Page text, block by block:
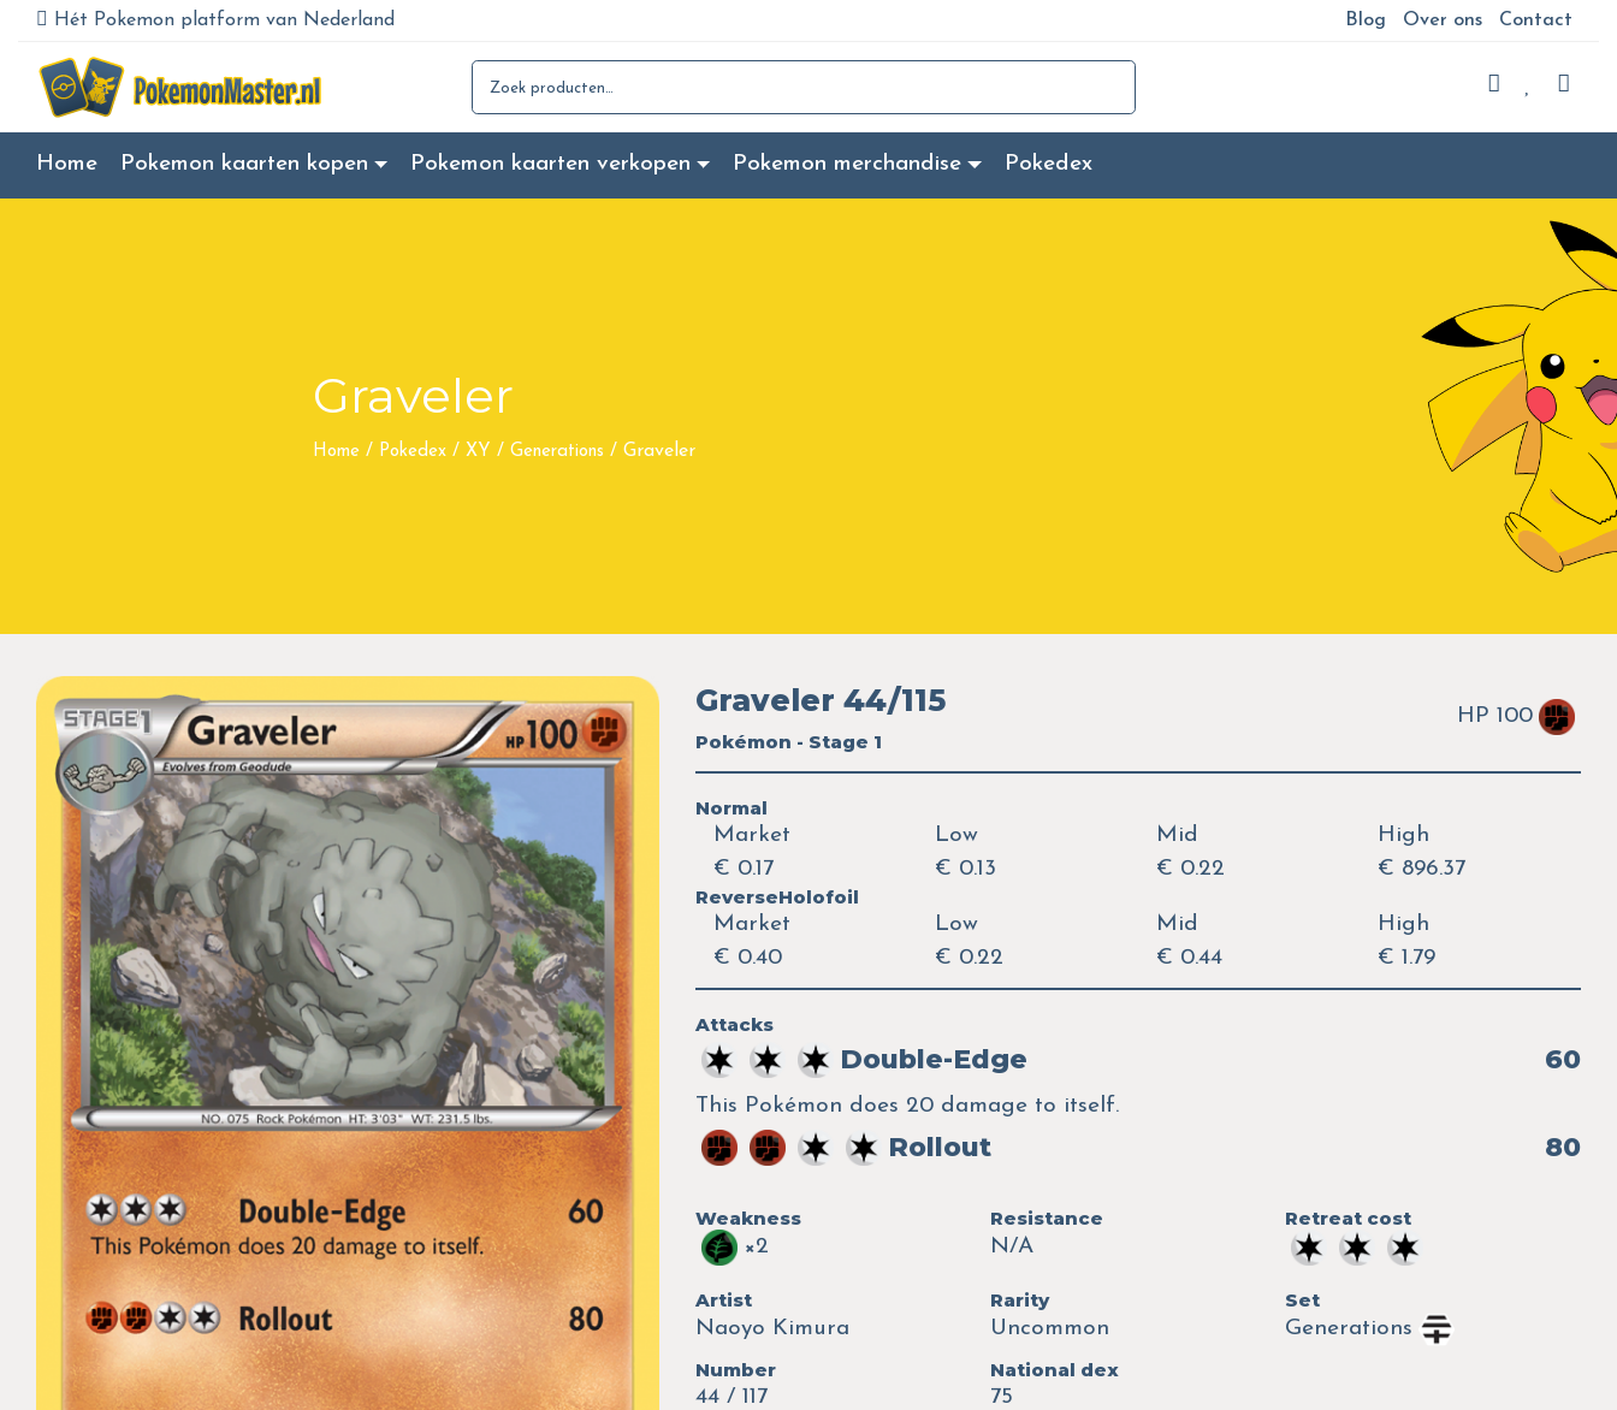
Hét Pokemon platform van Nederland Blog Over ons Contact
Search for:
Home Pokemon kaarten kopen Pokemon kaarten verkopen Pokemon merchandise Pokedex
Graveler
Home / Pokedex / XY / Generations / Graveler
Graveler 44/115
Pokémon - Stage 1
HP 100
Normal
Market
€ 0.17
Low
€ 0.13
Mid
€ 0.22
High
€ 896.37
ReverseHolofoil
Market
€ 0.40
Low
€ 0.22
Mid
€ 0.44
High
€ 1.79
Attacks
Double-Edge 60
This Pokémon does 20 damage to itself.
Rollout 80
Weakness
×2
Resistance
N/A
Retreat cost
Artist
Naoyo Kimura
Rarity
Uncommon
Set
Generations
Number
44 / 117
National dex
75